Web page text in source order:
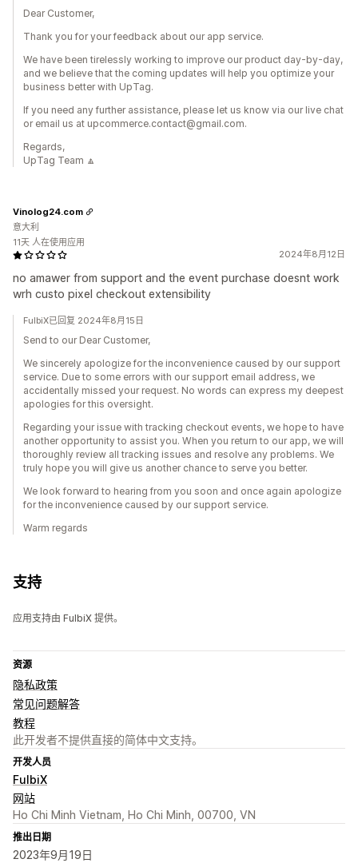
Dear Customer,
Thank you for your feedback about our app service.
We have been tirelessly working to improve our product day-by-day,
and we believe that the coming updates will help you optimize your
business better with UpTag.
If you need any further assistance, please let us know via our live chat
or email us at upcommerce.contact@gmail.com.
Regards,
UpTag Team 🔼
2024年8月12日
no amawer from support and the event purchase doesnt work
wrh custo pixel checkout extensibility
Vinolog24.com
意大利
11天 人在使用应用
FulbiX已回复 2024年8月15日
Send to our Dear Customer,
We sincerely apologize for the inconvenience caused by our support
service. Due to some errors with our support email address, we
accidentally missed your request. No words can express my deepest
apologies for this oversight.
Regarding your issue with tracking checkout events, we hope to have
another opportunity to assist you. When you return to our app, we will
thoroughly review all tracking issues and resolve any problems. We
truly hope you will give us another chance to serve you better.
We look forward to hearing from you soon and once again apologize
for the inconvenience caused by our support service.
Warm regards
支持
应用支持由 FulbiX 提供。
资源
隐私政策
常见问题解答
教程
此开发者不提供直接的简体中文支持。
开发人员
FulbiX
网站
Ho Chi Minh Vietnam, Ho Chi Minh, 00700, VN
推出日期
2023年9月19日